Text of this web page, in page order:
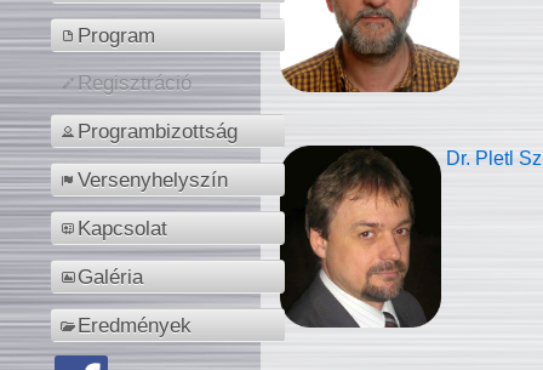
Program
Regisztráció
Programbizottság
Versenyhelyszín
Kapcsolat
Galéria
Eredmények
Dr. Pletl